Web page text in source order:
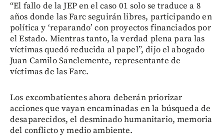
“El fallo de la JEP en el caso 01 solo se traduce a 8
años donde las Farc seguirán libres, participando en
política y ‘reparando’ con proyectos financiados por
el Estado. Mientras tanto, la verdad plena para las
víctimas quedó reducida al papel”, dijo el abogado
Juan Camilo Sanclemente, representante de
víctimas de las Farc.
Los excombatientes ahora deberán priorizar
acciones que vayan encaminadas en la búsqueda de
desaparecidos, el desminado humanitario, memoria
del conflicto y medio ambiente.